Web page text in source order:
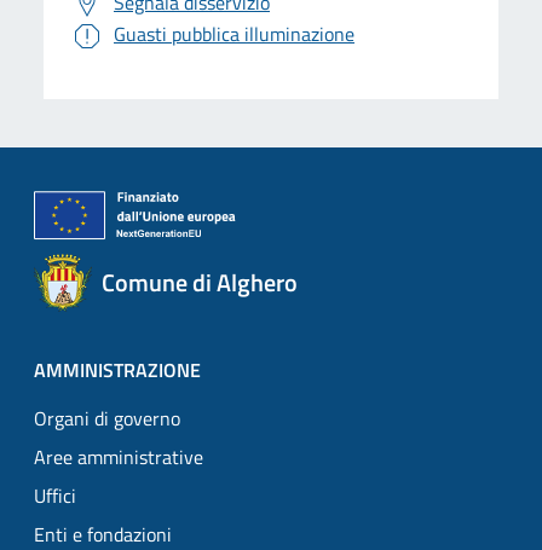
Guasti pubblica illuminazione
Comune di Alghero
AMMINISTRAZIONE
Organi di governo
Aree amministrative
Uffici
Enti e fondazioni